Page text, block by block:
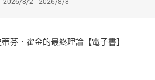
2026/8/2 - 2026/8/8
芬．霍金的最終理論【電子書】